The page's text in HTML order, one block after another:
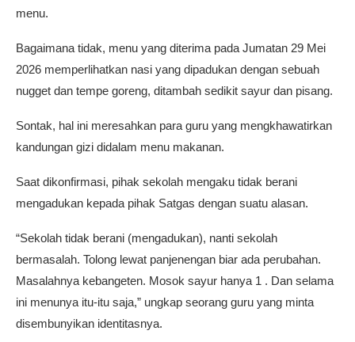
menu.
Bagaimana tidak, menu yang diterima pada Jumatan 29 Mei
2026 memperlihatkan nasi yang dipadukan dengan sebuah
nugget dan tempe goreng, ditambah sedikit sayur dan pisang.
Sontak, hal ini meresahkan para guru yang mengkhawatirkan
kandungan gizi didalam menu makanan.
Saat dikonfirmasi, pihak sekolah mengaku tidak berani
mengadukan kepada pihak Satgas dengan suatu alasan.
“Sekolah tidak berani (mengadukan), nanti sekolah
bermasalah. Tolong lewat panjenengan biar ada perubahan.
Masalahnya kebangeten. Mosok sayur hanya 1 . Dan selama
ini menunya itu-itu saja,” ungkap seorang guru yang minta
disembunyikan identitasnya.